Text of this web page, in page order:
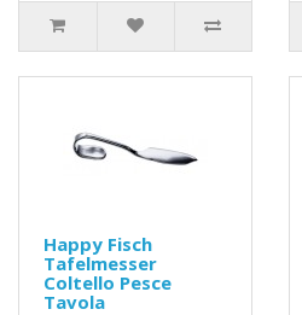
Happy Fisch
Tafelmesser
Coltello Pesce
Tavola